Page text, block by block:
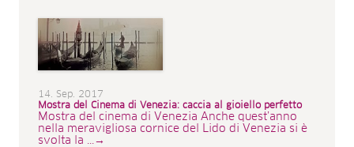
14. Sep. 2017
Mostra del Cinema di Venezia: caccia al gioiello perfetto
Mostra del cinema di Venezia Anche quest’anno
nella meravigliosa cornice del Lido di Venezia si è
svolta la ...→